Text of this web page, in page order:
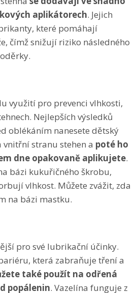
aplikátorech. Jejich
které pomáhají
čímž snižují riziko následného
využití pro prevenci vlhkosti,
Nejlepších výsledků
oblékáním nanesete dětský
stranu stehen a poté ho
dne opakovaně aplikujete.
bázi kukuřičného škrobu,
vlhkost. Můžete zvážit, zda
na bázi mastku.
pro své lubrikační účinky.
která zabraňuje tření a
také použít na odřená
popálenin. Vazelína funguje z